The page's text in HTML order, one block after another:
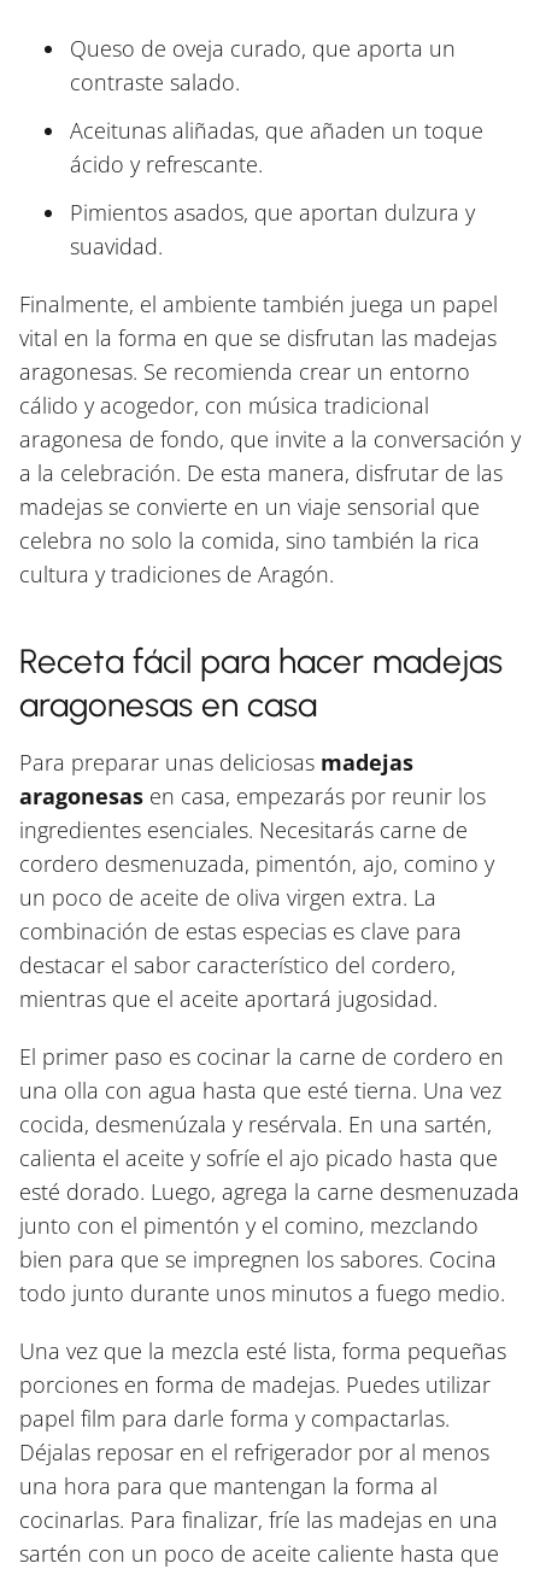
Queso de oveja curado, que aporta un
contraste salado.
Aceitunas aliñadas, que añaden un toque
ácido y refrescante.
Pimientos asados, que aportan dulzura y
suavidad.
Finalmente, el ambiente también juega un papel
vital en la forma en que se disfrutan las madejas
aragonesas. Se recomienda crear un entorno
cálido y acogedor, con música tradicional
aragonesa de fondo, que invite a la conversación y
a la celebración. De esta manera, disfrutar de las
madejas se convierte en un viaje sensorial que
celebra no solo la comida, sino también la rica
cultura y tradiciones de Aragón.
Receta fácil para hacer madejas
aragonesas en casa
Para preparar unas deliciosas madejas
aragonesas en casa, empezarás por reunir los
ingredientes esenciales. Necesitarás carne de
cordero desmenuzada, pimentón, ajo, comino y
un poco de aceite de oliva virgen extra. La
combinación de estas especias es clave para
destacar el sabor característico del cordero,
mientras que el aceite aportará jugosidad.
El primer paso es cocinar la carne de cordero en
una olla con agua hasta que esté tierna. Una vez
cocida, desmenúzala y resérvala. En una sartén,
calienta el aceite y sofríe el ajo picado hasta que
esté dorado. Luego, agrega la carne desmenuzada
junto con el pimentón y el comino, mezclando
bien para que se impregnen los sabores. Cocina
todo junto durante unos minutos a fuego medio.
Una vez que la mezcla esté lista, forma pequeñas
porciones en forma de madejas. Puedes utilizar
papel film para darle forma y compactarlas.
Déjalas reposar en el refrigerador por al menos
una hora para que mantengan la forma al
cocinarlas. Para finalizar, fríe las madejas en una
sartén con un poco de aceite caliente hasta que